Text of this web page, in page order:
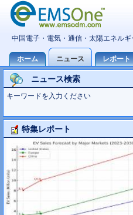
ニュース検索
キーワードを入力ください
特集レポート
Foxconn事業分析